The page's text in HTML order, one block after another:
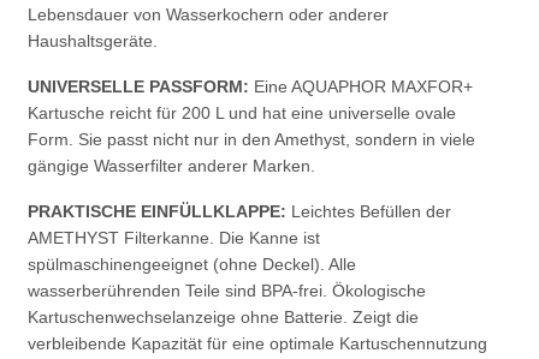
Lebensdauer von Wasserkochern oder anderer
Haushaltsgeräte.
UNIVERSELLE PASSFORM: Eine AQUAPHOR MAXFOR+
Kartusche reicht für 200 L und hat eine universelle ovale
Form. Sie passt nicht nur in den Amethyst, sondern in viele
gängige Wasserfilter anderer Marken.
PRAKTISCHE EINFÜLLKLAPPE: Leichtes Befüllen der
AMETHYST Filterkanne. Die Kanne ist
spülmaschinengeeignet (ohne Deckel). Alle
wasserberührenden Teile sind BPA-frei. Ökologische
Kartuschenwechselanzeige ohne Batterie. Zeigt die
verbleibende Kapazität für eine optimale Kartuschennutzung